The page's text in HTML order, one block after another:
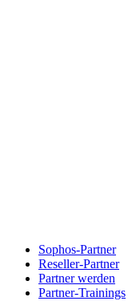
Sophos-Partner
Reseller-Partner
Partner werden
Partner-Trainings